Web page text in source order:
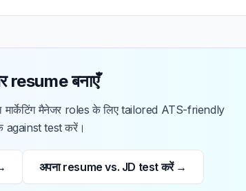
resume बनाएँ
मैनेजर roles के लिए tailored ATS-friendly
against test करें।
अपना resume vs. JD test करें →